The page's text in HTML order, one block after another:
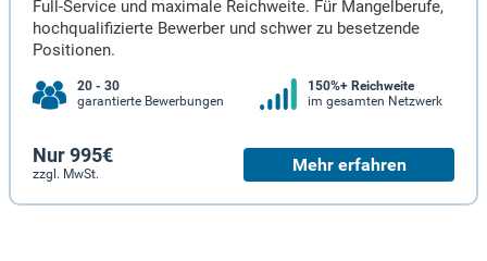
Full-Service und maximale Reichweite. Für Mangelberufe,
hochqualifizierte Bewerber und schwer zu besetzende
Positionen.
20 - 30
garantierte Bewerbungen
150%+ Reichweite
im gesamten Netzwerk
Nur 995€
zzgl. MwSt. Mehr erfahren